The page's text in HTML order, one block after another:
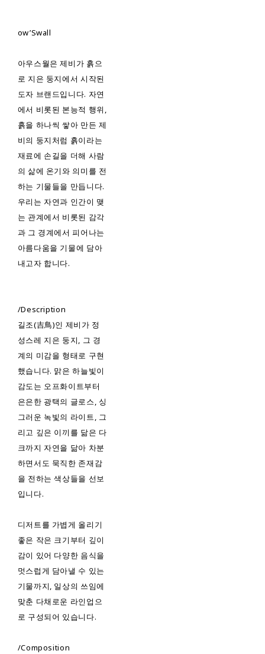
ow’Swall
아우스월은 제비가 흙으
로 지은 둥지에서 시작된
도자 브랜드입니다. 자연
에서 비롯된 본능적 행위,
흙을 하나씩 쌓아 만든 제
비의 둥지처럼 흙이라는
재료에 손길을 더해 사람
의 삶에 온기와 의미를 전
하는 기물들을 만듭니다.
우리는 자연과 인간이 맺
는 관계에서 비롯된 감각
과 그 경계에서 피어나는
아름다움을 기물에 담아
내고자 합니다.
/Description
길조(吉鳥)인 제비가 정
성스레 지은 둥지, 그 경
계의 미감을 형태로 구현
했습니다. 맑은 하늘빛이
감도는 오프화이트부터
은은한 광택의 글로스, 싱
그러운 녹빛의 라이트, 그
리고 깊은 이끼를 닮은 다
크까지 자연을 닮아 차분
하면서도 묵직한 존재감
을 전하는 색상들을 선보
입니다.
디저트를 가볍게 올리기
좋은 작은 크기부터 깊이
감이 있어 다양한 음식을
멋스럽게 담아낼 수 있는
기물까지, 일상의 쓰임에
맞춘 다채로운 라인업으
로 구성되어 있습니다.
/Composition